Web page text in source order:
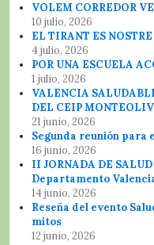
VOLEM CORREDOR
10 julio, 2026
EL TIRANT ES
4 julio, 2026
POR UNA ESCUELA
1 julio, 2026
VALENCIA
DEL CEIP
21 junio, 2026
Segunda reunión para
16 junio, 2026
II JORNADA DE
Departamento
14 junio, 2026
Reseña del evento
mitos
12 junio, 2026